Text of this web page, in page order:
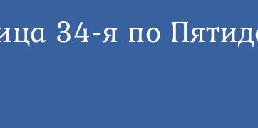
34-я по